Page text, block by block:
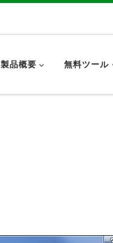
製品概要 無料ツール